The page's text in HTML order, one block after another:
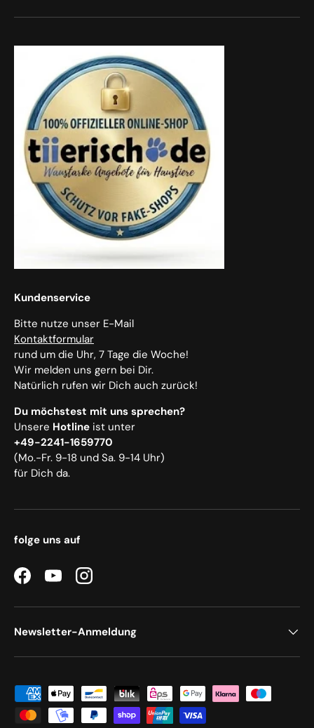
Kundenservice
Bitte nutze unser E-Mail
Kontaktformular
rund um die Uhr, 7 Tage die Woche!
Wir melden uns gern bei Dir.
Natürlich rufen wir Dich auch zurück!
Du möchstest mit uns sprechen?
Unsere Hotline ist unter
+49-2241-1659770
(Mo.-Fr. 9-18 und Sa. 9-14 Uhr)
für Dich da.
folge uns auf
FacebookYouTubeInstagram
Newsletter-Anmeldung
Zahlungsmethoden